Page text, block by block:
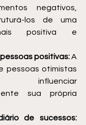
negativos,
los de uma
positiva e
positivas: A
pessoas otimistas
sua própria
de sucessos: